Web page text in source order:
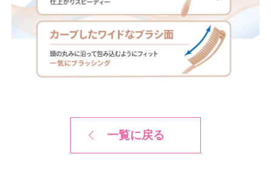
一覧に戻る